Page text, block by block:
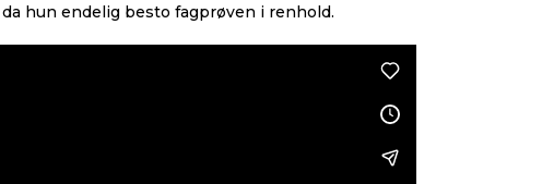
hun endelig besto fagprøven i renhold.